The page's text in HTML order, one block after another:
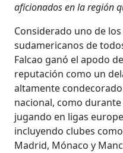
aficionados en la región
Considerado uno de
sudamericanos de
Falcao ganó el apodo
reputación como un
altamente
nacional, como
jugando en ligas
incluyendo clubes
Madrid, Mónaco y